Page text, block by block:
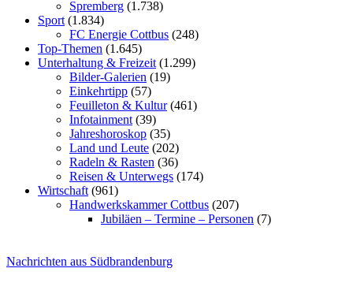
Spremberg (1.738)
Sport (1.834)
FC Energie Cottbus (248)
Top-Themen (1.645)
Unterhaltung & Freizeit (1.299)
Bilder-Galerien (19)
Einkehrtipp (57)
Feuilleton & Kultur(461)
Infotainment (39)
Jahreshoroskop (35)
Land und Leute (202)
Radeln & Rasten (36)
Reisen & Unterwegs (174)
Wirtschaft (961)
Handwerkskammer Cottbus (207)
Jubiläen – Termine – Personen (7)
Nachrichten aus Südbrandenburg